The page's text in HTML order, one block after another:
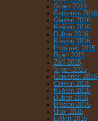
Srpen 2016
Červenec 2016
Červen 2016
Květen 2016
Duben 2016
Březen 2016
Prosinec 2015
Říjen 2015
Září 2015
Srpen 2015
Červenec 2015
Červen 2015
Květen 2015
Duben 2015
Březen 2015
Únor 2015
Leden 2015